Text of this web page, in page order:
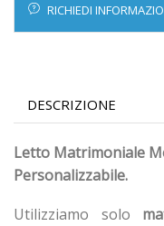
RICHIEDI
DESCRIZIONE
Letto Matrimoniale
Personalizzabile.
Utilizziamo solo